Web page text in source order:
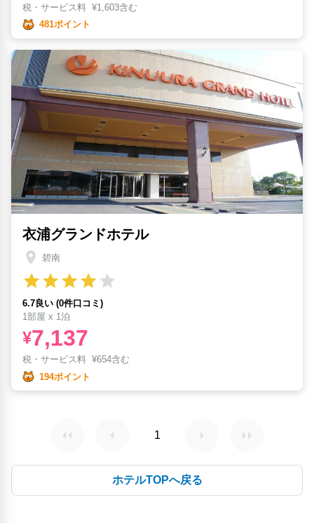
税・サービス料 ¥1,603含む
481ポイント
衣浦グランドホテル
碧南
6.7良い (0件口コミ)
1部屋 x 1泊
¥7,137
税・サービス料 ¥654含む
194ポイント
1
ホテルTOPへ戻る